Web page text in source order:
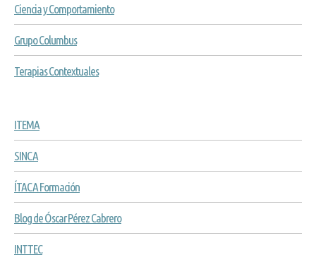
Ciencia y Comportamiento
Grupo Columbus
Terapias Contextuales
ITEMA
SINCA
ÍTACA Formación
Blog de Óscar Pérez Cabrero
INTTEC